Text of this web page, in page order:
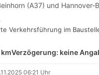
(A37) und Hannover-
Verkehrsführung im
Verzögerung: keine
06:21 Uhr